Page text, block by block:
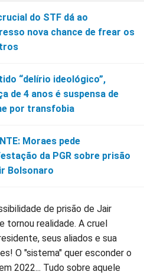
do STF dá ao
nova chance de frear os
“delírio ideológico”,
de 4 anos é suspensa de
por transfobia
Moraes pede
da PGR sobre prisão
Bolsonaro
de prisão de Jair
tornou realidade. A cruel
seus aliados e sua
O "sistema" quer esconder o
2022... Tudo sobre aquele